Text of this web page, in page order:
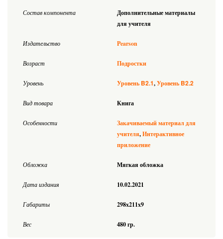
Состав компонента
Дополнительные материалы
для учителя
Издательство Pearson
Возраст Подростки
Уровень Уровень B2.1 Уровень B2.2
Вид товара Книга
Особенности
Закачиваемый материал для
учителяИнтерактивное
приложение
Обложка Мягкая обложка
Дата издания 10.02.2021
Габариты 298x211x9
Вес 480 гр.